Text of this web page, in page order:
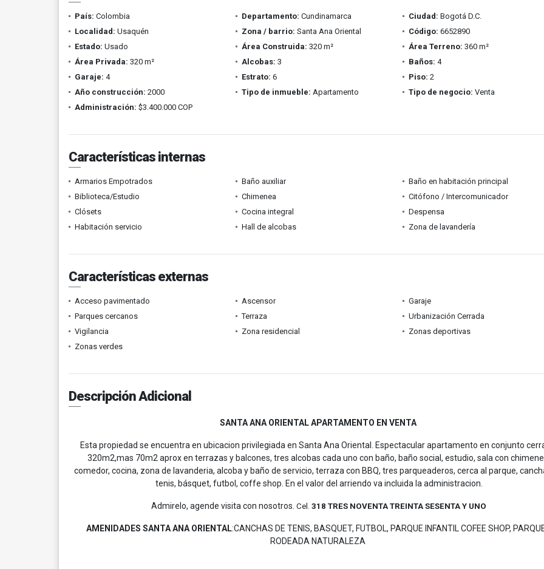
País: Colombia Departamento: Cundinamarca Ciudad: Bogotá D.C.
Localidad: Usaquén Zona / barrio: Santa Ana Oriental Código: 6652890
Estado: Usado Área Construida: 320 m² Área Terreno: 360 m²
Área Privada: 320 m² Alcobas: 3 Baños: 4
Garaje: 4 Estrato: 6 Piso: 2
Año construcción: 2000 Tipo de inmueble: Apartamento Tipo de negocio: Venta
Administración: $3.400.000 COP
Características internas
Armarios Empotrados Baño auxiliar
Baño en habitación principal
Biblioteca/Estudio
Chimenea
Citófono / Intercomunicador
Clósets
Cocina integral
Despensa
Habitación servicio
Hall de alcobas Zona de lavandería
Características externas
Acceso pavimentado Ascensor
Garaje
Parques cercanos
Terraza
Urbanización Cerrada
Vigilancia
Zona residencial
Zonas deportivas
Zonas verdes
Descripción Adicional
SANTA ANA ORIENTAL APARTAMENTO EN VENTA
Esta propiedad se encuentra en ubicacion privilegiada en Santa Ana Oriental. Espectacular apartamento en conjunto
320m2,mas 70m2 aprox en terrazas y balcones, tres alcobas cada uno con baño, baño social, estudio, sala con
comedor, cocina, zona de lavanderia, alcoba y baño de servicio, terraza con BBQ, tres parqueaderos, cerca al parque,
tenis, básquet, futbol, coffe shop. En el valor del arriendo va incluida la administracion.
Admirelo, agende visita con nosotros.Cel.318 TRES NOVENTA TREINTA SESENTA Y UNO
AMENIDADES SANTA ANA ORIENTAL:CANCHAS DE TENIS, BASQUET, FUTBOL, PARQUE INFANTIL COFEE SHOP,
RODEADA NATURALEZA